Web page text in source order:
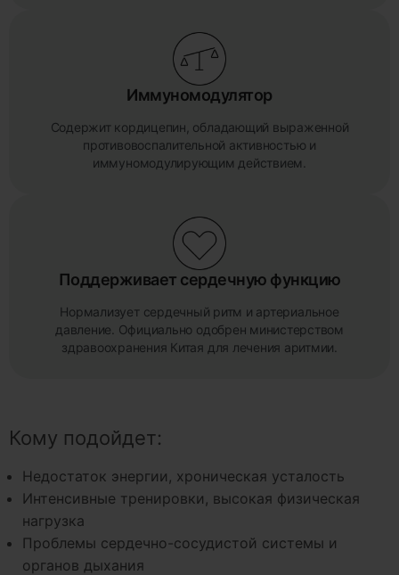
Иммуномодулятор
Содержит кордицепин, обладающий выраженной
противовоспалительной активностью и
иммуномодулирующим действием.
Поддерживает сердечную функцию
Нормализует сердечный ритм и артериальное
давление. Официально одобрен министерством
здравоохранения Китая для лечения аритмии.
Кому подойдет:
Недостаток энергии, хроническая усталость
Интенсивные тренировки, высокая физическая
нагрузка
Проблемы сердечно-сосудистой системы и
органов дыхания